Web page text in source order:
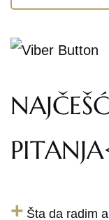
+ Šta da radim